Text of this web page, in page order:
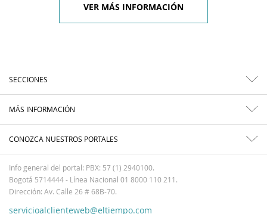
VER MÁS INFORMACIÓN
SECCIONES
MÁS INFORMACIÓN
CONOZCA NUESTROS PORTALES
Info general del portal: PBX: 57 (1) 2940100.
Bogotá 5714444 - Línea Nacional 01 8000 110 211.
Dirección: Av. Calle 26 # 68B-70.
servicioalclienteweb@eltiempo.com